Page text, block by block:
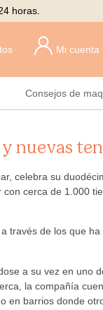
horas.
Mi cuenta
Consejos de
nuevas
celebra su
cerca de 1.000
través de los que
a su vez en uno
la compañía
barrios donde